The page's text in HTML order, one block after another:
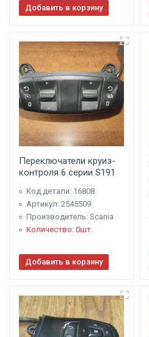
Добавить в корзину
Переключатели круиз-
контроля 6 серии S191
Код детали: 16808
Артикул: 2545509
Производитель: Scania
Количество: 0шт.
Добавить в корзину